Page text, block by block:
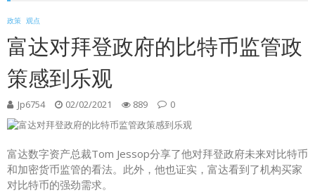
政策 观点
富达对拜登政府的比特币监管政
策感到乐观
Jp6754 02/02/2021 889 0
富达数字资产总裁Tom Jessop分享了他对拜登政府未来对比特币
和加密货币监管的看法。此外，他也证实，富达看到了机构买家
对比特币的强劲需求。